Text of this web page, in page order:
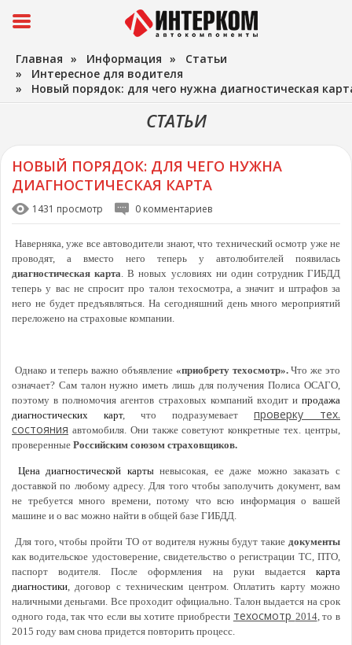
Главная » Информация » Статьи
» Интересное для водителя
» Новый порядок: для чего нужна диагностическая
СТАТЬИ
НОВЫЙ ПОРЯДОК: ДЛЯ ЧЕГО НУЖНА
ДИАГНОСТИЧЕСКАЯ КАРТА
1431 просмотр 0 комментариев
Наверняка, уже все автоводители знают, что технический осмотр уже не
проводят, а вместо него теперь у автолюбителей появилась
диагностическая карта. В новых условиях ни один сотрудник ГИБДД
теперь у вас не спросит про талон техосмотра, а значит и штрафов за
него не будет предъявляться. На сегодняшний день много мероприятий
переложено на страховые компании.
Однако и теперь важно объявление «приобрету техосмотр».Что же это
означает? Сам талон нужно иметь лишь для получения Полиса ОСАГО,
поэтому в полномочия агентов страховых компаний входит и продажа
диагностических карт, что подразумевает проверку тех.
состояния автомобиля. Они также советуют конкретные тех. центры,
проверенные Российским союзом страховщиков.
Цена диагностической карты невысокая, ее даже можно заказать с
доставкой по любому адресу. Для того чтобы заполучить документ, вам
не требуется много времени, потому что всю информация о вашей
машине и о вас можно найти в общей базе ГИБДД.
Для того, чтобы пройти ТО от водителя нужны будут такие документы
как водительское удостоверение, свидетельство о регистрации ТС, ПТО,
паспорт водителя. После оформления на руки выдается карта
диагностики, договор с техническим центром. Оплатить карту можно
наличными деньгами. Все проходит официально. Талон выдается на срок
одного года, так что если вы хотите приобрести техосмотр 2014, то в
2015 году вам снова придется повторить процесс.